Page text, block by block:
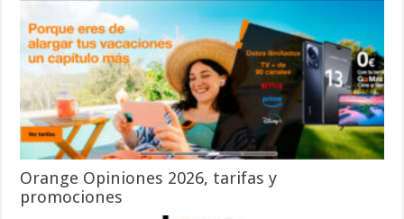
Orange Opiniones 2026, tarifas y
promociones